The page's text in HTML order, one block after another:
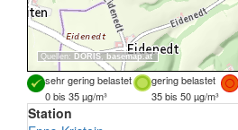
Quellen: DORIS, basemap.at
sehr gering belastet gering belastet
0 bis 35 µg/m³
35 bis 50 µg/m³
Station